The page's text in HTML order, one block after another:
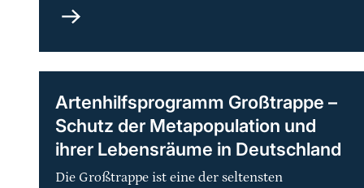
Grüne
-
Praxisorientierte
im
ökologischen
Trassenmanagement
Artenhilfsprogramm Großtrappe –
Schutz der Metapopulation und
ihrer Lebensräume in Deutschland
Die Großtrappe ist eine der seltensten